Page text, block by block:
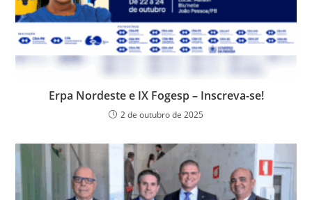
Erpa Nordeste e IX Fogesp – Inscreva-se!
2 de outubro de 2025